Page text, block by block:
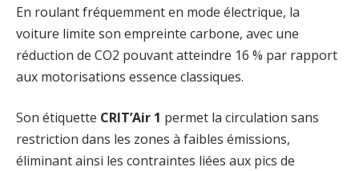
En roulant fréquemment en mode électrique, la
voiture limite son empreinte carbone, avec une
réduction de CO2 pouvant atteindre 16 % par rapport
aux motorisations essence classiques.
Son étiquette CRIT’Air 1 permet la circulation sans
restriction dans les zones à faibles émissions,
éliminant ainsi les contraintes liées aux pics de